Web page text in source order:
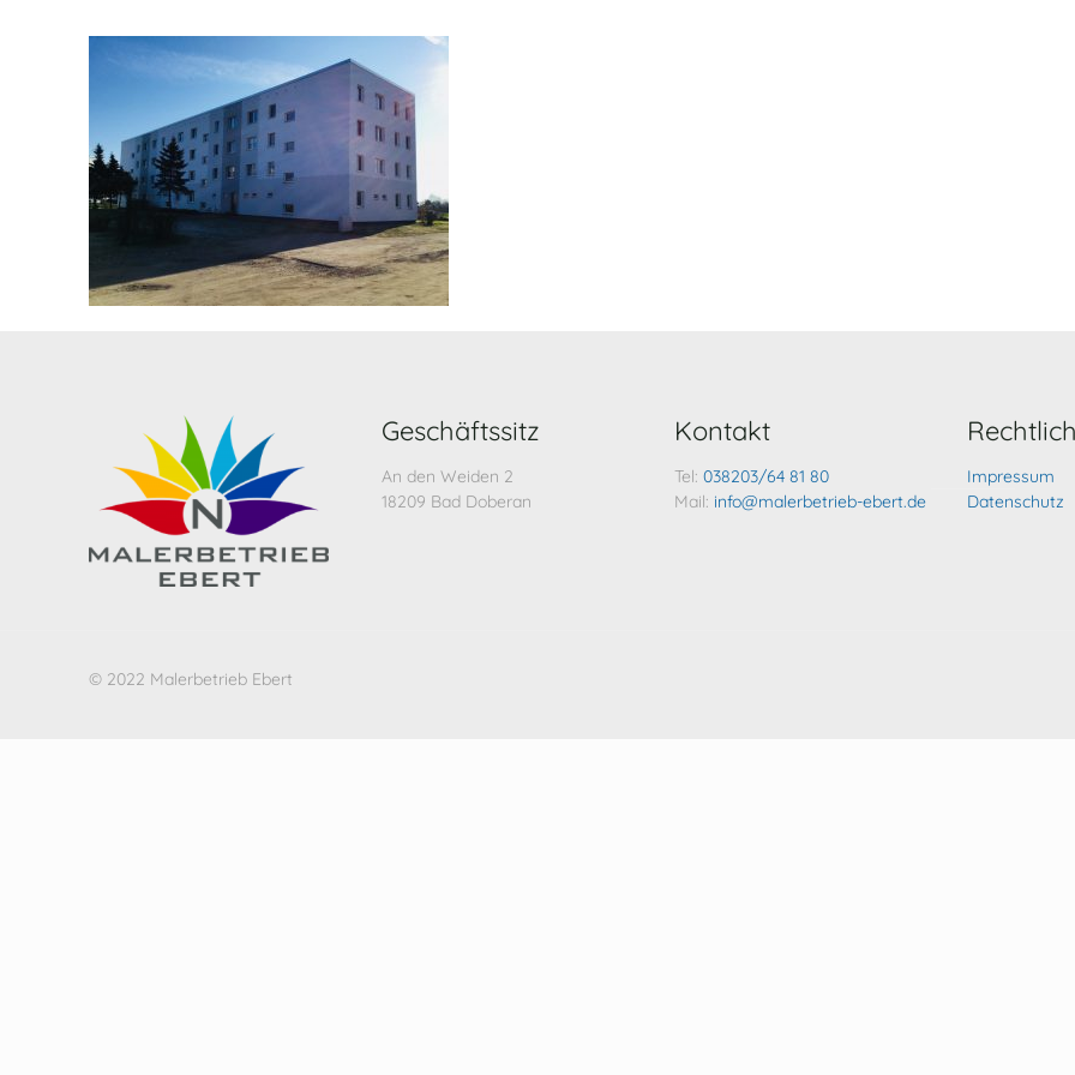
Geschäftssitz
An den Weiden 2
18209 Bad Doberan
Kontakt
Tel: 038203/64 81 80
Mail: info@malerbetrieb-ebert.de
Impressum
Datenschutz
© 2022 Malerbetrieb Ebert